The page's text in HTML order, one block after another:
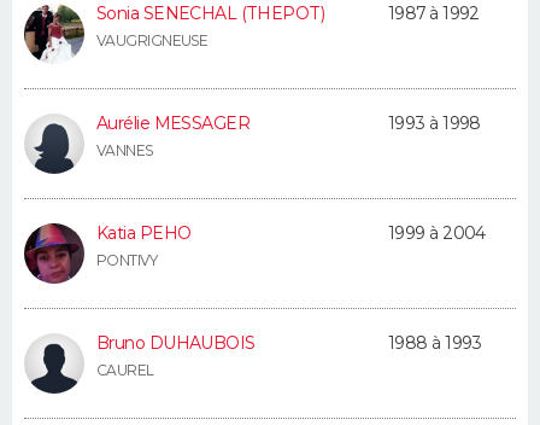
Sonia SENECHAL (THEPOT)
VAUGRIGNEUSE
1987 à 1992
Aurélie MESSAGER
VANNES
1993 à 1998
Katia PEHO
PONTIVY
1999 à 2004
Bruno DUHAUBOIS
CAUREL
1988 à 1993